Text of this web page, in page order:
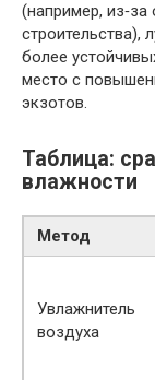
(например, из‑за
строительства),
более
место с
экзотов.
Таблица:
влажности
Метод
Увлажнитель
воздуха